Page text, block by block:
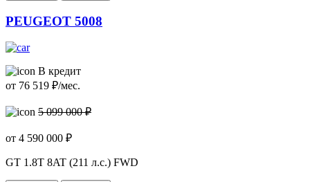
PEUGEOT 5008
В кредит
от 76 519 ₽/мес.
5 099 000 ₽
от 4 590 000 ₽
GT 1.8T 8AT (211 л.с.) FWD